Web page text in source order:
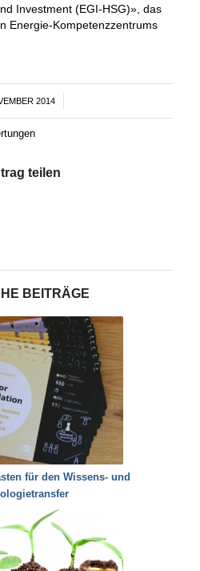
Investment (EGI-HSG)», das
Energie-Kompetenzzentrums
2014
/
teilen
BEITRÄGE
für den Wissens- und